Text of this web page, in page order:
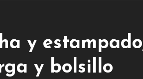
y
y bolsillo